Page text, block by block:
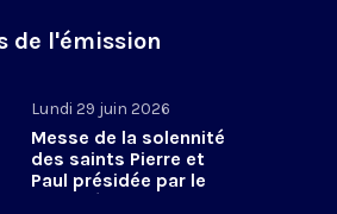
de l'émission
Lundi 29 juin 2026
Messe de la solennité
des saints Pierre et
Paul présidée par le
pape Léon XIV - 29 juin